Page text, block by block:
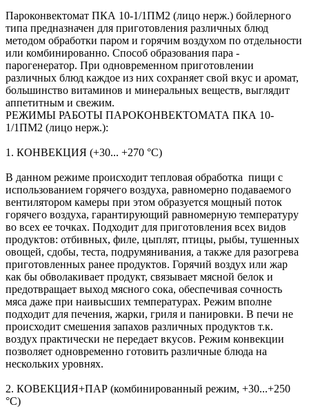
Пароконвектомат ПКА 10-1/1ПМ2 (лицо нерж.) бойлерного
типа предназначен для приготовления различных блюд
методом обработки паром и горячим воздухом по отдельности
или комбинированно. Способ образования пара -
парогенератор. При одновременном приготовлении
различных блюд каждое из них сохраняет свой вкус и аромат,
большинство витаминов и минеральных веществ, выглядит
аппетитным и свежим.
РЕЖИМЫ РАБОТЫ ПАРОКОНВЕКТОМАТА ПКА 10-
1/1ПМ2 (лицо нерж.):
1. КОНВЕКЦИЯ (+30... +270 °С)
В данном режиме происходит тепловая обработка пищи с
использованием горячего воздуха, равномерно подаваемого
вентилятором камеры при этом образуется мощный поток
горячего воздуха, гарантирующий равномерную температуру
во всех ее точках. Подходит для приготовления всех видов
продуктов: отбивных, филе, цыплят, птицы, рыбы, тушенных
овощей, сдобы, теста, подрумянивания, а также для разогрева
приготовленных ранее продуктов. Горячий воздух или жар
как бы обволакивает продукт, связывает мясной белок и
предотвращает выход мясного сока, обеспечивая сочность
мяса даже при наивысших температурах. Режим вполне
подходит для печения, жарки, гриля и панировки. В печи не
происходит смешения запахов различных продуктов т.к.
воздух практически не передает вкусов. Режим конвекции
позволяет одновременно готовить различные блюда на
нескольких уровнях.
2. КОВЕКЦИЯ+ПАР (комбинированный режим, +30...+250
°С)